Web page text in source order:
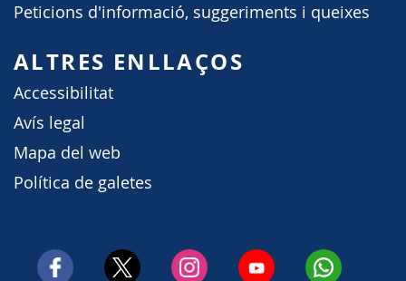
Peticions d'informació, suggeriments i queixes
ALTRES ENLLAÇOS
Accessibilitat
Avís legal
Mapa del web
Política de galetes